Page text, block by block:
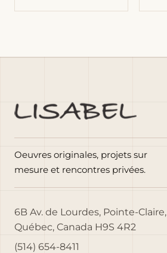
Oeuvres originales, projets sur
mesure et rencontres privées.
6B Av. de Lourdes, Pointe-Claire,
Québec, Canada H9S 4R2
(514) 654-8411